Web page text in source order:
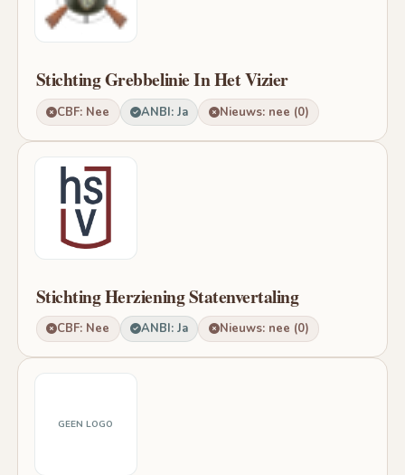
Stichting Grebbelinie In Het Vizier
CBF: Nee ANBI: Ja Nieuws: nee (0)
Stichting Herziening Statenvertaling
CBF: Nee ANBI: Ja Nieuws: nee (0)
GEEN LOGO